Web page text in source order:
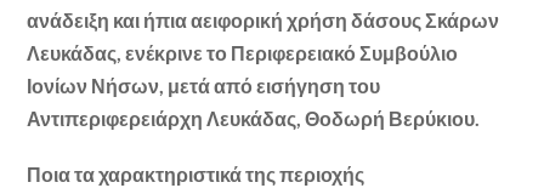
ανάδειξη και ήπια αειφορική χρήση δάσους Σκάρων
Λευκάδας, ενέκρινε το Περιφερειακό Συμβούλιο
Ιονίων Νήσων, μετά από εισήγηση του
Αντιπεριφερειάρχη Λευκάδας, Θοδωρή Βερύκιου.
Ποια τα χαρακτηριστικά της περιοχής